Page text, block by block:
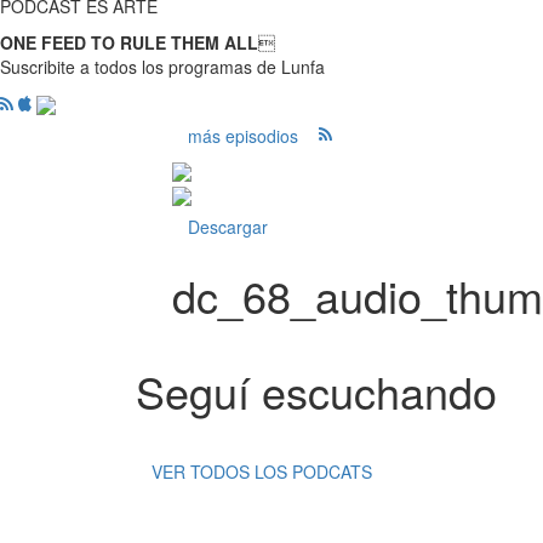
PODCAST ES ARTE
ONE FEED TO RULE THEM ALL
Suscribite a todos los programas de Lunfa
más episodios
Descargar
Seguí escuchando
VER TODOS LOS PODCATS